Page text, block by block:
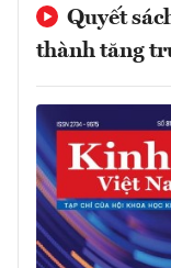
Quyết
thành tăng